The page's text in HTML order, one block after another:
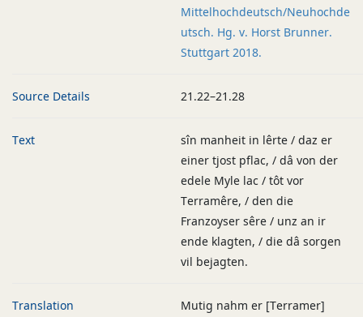
Mittelhochdeutsch/Neuhochde
utsch. Hg. v. Horst Brunner.
Stuttgart 2018.
Source Details 21.22–21.28
Text
sîn manheit in lêrte / daz er
einer tjost pflac, / dâ von der
edele Myle lac / tôt vor
Terramêre, / den die
Franzoyser sêre / unz an ir
ende klagten, / die dâ sorgen
vil bejagten.
Translation
Mutig nahm er [Terramer]